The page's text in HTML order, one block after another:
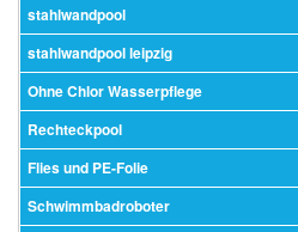
stahlwandpool
stahlwandpool leipzig
Ohne Chlor Wasserpflege
Rechteckpool
Flies und PE-Folie
Schwimmbadroboter